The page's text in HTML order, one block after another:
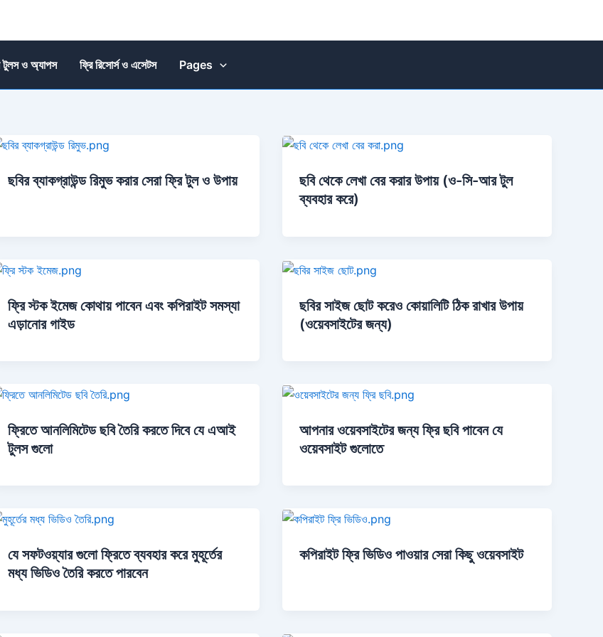
টুলস ও অ্যাপস ফ্রি রিসোর্স ও এসেটস Pages
ছবির ব্যাকগ্রাউন্ড রিমুভ করার সেরা ফ্রি টুল ও উপায়
ছবি থেকে লেখা বের করার উপায় (ও-সি-আর টুল
ব্যবহার করে)
ফ্রি স্টক ইমেজ কোথায় পাবেন এবং কপিরাইট সমস্যা
এড়ানোর গাইড
ছবির সাইজ ছোট করেও কোয়ালিটি ঠিক রাখার উপায়
(ওয়েবসাইটের জন্য)
ফ্রিতে আনলিমিটেড ছবি তৈরি করতে দিবে যে এআই
টুলস গুলো
আপনার ওয়েবসাইটের জন্য ফ্রি ছবি পাবেন যে
ওয়েবসাইট গুলোতে
যে সফটওয়্যার গুলো ফ্রিতে ব্যবহার করে মুহূর্তের
মধ্য ভিডিও তৈরি করতে পারবেন
কপিরাইট ফ্রি ভিডিও পাওয়ার সেরা কিছু ওয়েবসাইট